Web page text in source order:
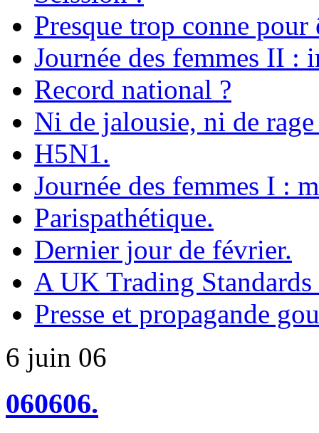
Presque trop conne
Journée des femmes II :
Record national ?
Ni de jalousie, ni de
H5N1.
Journée des femmes I :
Parispathétique.
Dernier jour de février.
A UK Trading
Presse et propagande
6 juin 06
060606.